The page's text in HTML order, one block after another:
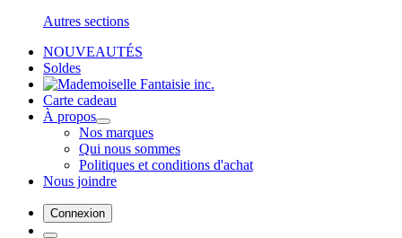
Autres sections
NOUVEAUTÉS
Soldes
Carte cadeau
À propos
Nos marques
Qui nous sommes
Politiques et conditions d'achat
Nous joindre
Connexion